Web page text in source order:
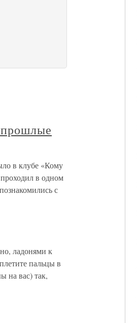
в клубе «Кому
в одном
с
ладонями к
пальцы в
на вас) так,